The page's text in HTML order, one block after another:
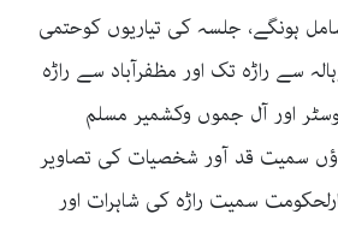
ہونگے، جلسہ کی تیاریوں کوحتمی
سے راڑہ تک اور مظفرآباد سے راڑہ
اور آل جموں وکشمیر مسلم
سمیت قد آور شخصیات کی تصاویر
سمیت راڑہ کی شاہرات اور